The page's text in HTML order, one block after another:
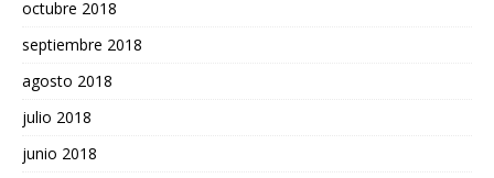
octubre 2018
septiembre 2018
agosto 2018
julio 2018
junio 2018